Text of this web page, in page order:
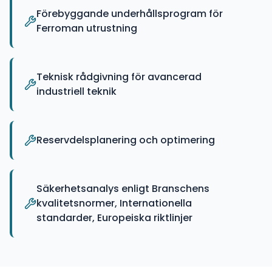
Förebyggande underhållsprogram för
Ferroman utrustning
Teknisk rådgivning för avancerad
industriell teknik
Reservdelsplanering och optimering
Säkerhetsanalys enligt Branschens
kvalitetsnormer, Internationella
standarder, Europeiska riktlinjer